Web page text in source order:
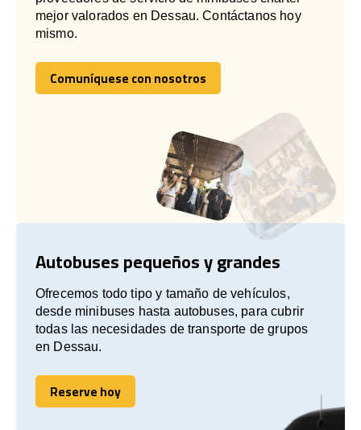
mejor valorados en Dessau. Contáctanos hoy
mismo.
Comuníquese con nosotros
Comuníquese con nosotros
Autobuses pequeños y grandes
Ofrecemos todo tipo y tamaño de vehículos,
desde minibuses hasta autobuses, para cubrir
todas las necesidades de transporte de grupos
en Dessau.
Reserve hoy
Reserve hoy